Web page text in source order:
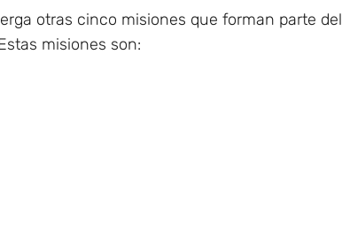
otras cinco misiones que forman parte del
misiones son: